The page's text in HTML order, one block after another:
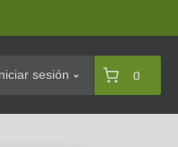
sesión 0